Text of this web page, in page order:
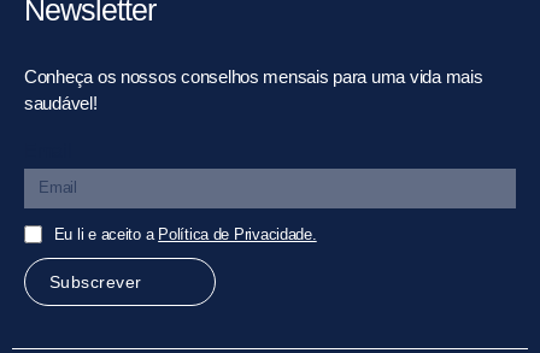
Newsletter
Conheça os nossos conselhos mensais para uma vida mais
saudável!
Eu li e aceito a Política de Privacidade.
Subscrever